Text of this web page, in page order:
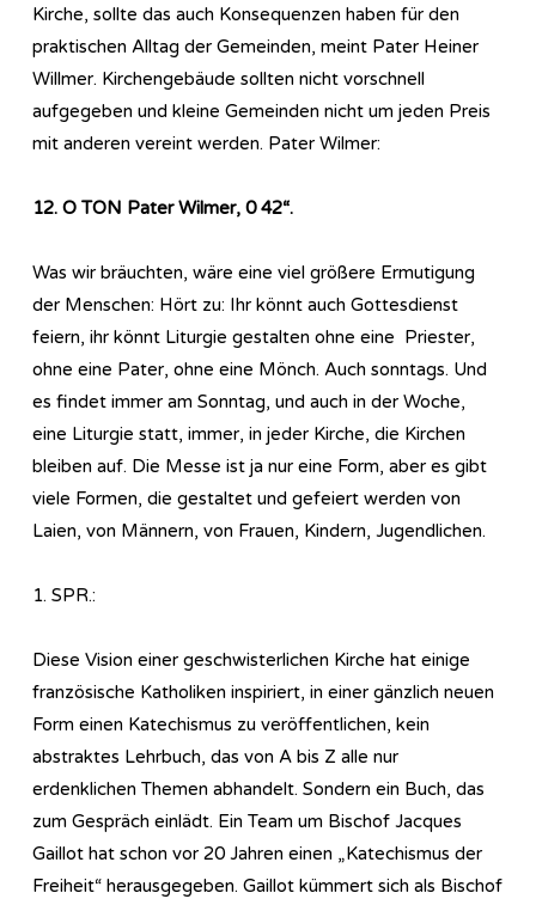
Kirche, sollte das auch Konsequenzen haben für den
praktischen Alltag der Gemeinden, meint Pater Heiner
Willmer. Kirchengebäude sollten nicht vorschnell
aufgegeben und kleine Gemeinden nicht um jeden Preis
mit anderen vereint werden. Pater Wilmer:
12. O TON Pater Wilmer, 0 42“.
Was wir bräuchten, wäre eine viel größere Ermutigung
der Menschen: Hört zu: Ihr könnt auch Gottesdienst
feiern, ihr könnt Liturgie gestalten ohne eine Priester,
ohne eine Pater, ohne eine Mönch. Auch sonntags. Und
es findet immer am Sonntag, und auch in der Woche,
eine Liturgie statt, immer, in jeder Kirche, die Kirchen
bleiben auf. Die Messe ist ja nur eine Form, aber es gibt
viele Formen, die gestaltet und gefeiert werden von
Laien, von Männern, von Frauen, Kindern, Jugendlichen.
1. SPR.:
Diese Vision einer geschwisterlichen Kirche hat einige
französische Katholiken inspiriert, in einer gänzlich neuen
Form einen Katechismus zu veröffentlichen, kein
abstraktes Lehrbuch, das von A bis Z alle nur
erdenklichen Themen abhandelt. Sondern ein Buch, das
zum Gespräch einlädt. Ein Team um Bischof Jacques
Gaillot hat schon vor 20 Jahren einen „Katechismus der
Freiheit“ herausgegeben. Gaillot kümmert sich als Bischof